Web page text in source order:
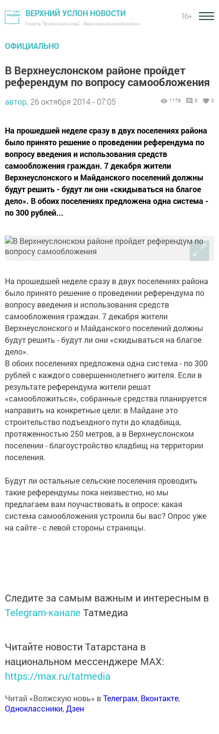
ВЕРХНИЙ УСЛОН НОВОСТИ
Газета "Волжская новь" - Верхнеуслонский район
16+
ОФИЦИАЛЬНО
В Верхнеуслонском районе пройдет
референдум по вопросу самообложения
автор, 26 октября 2014 - 07:05 1179 0 0
На прошедшей неделе сразу в двух поселениях района
было принято решение о проведении референдума по
вопросу введения и использования средств
самообложения граждан. 7 декабря жители
Верхнеуслонского и Майданского поселений должны
будут решить - будут ли они «скидываться на благое
дело». В обоих поселениях предложена одна система -
по 300 рублей...
На прошедшей неделе сразу в двух поселениях района
было принято решение о проведении референдума по
вопросу введения и использования средств
самообложения граждан. 7 декабря жители
Верхнеуслонского и Майданского поселений должны
будут решить - будут ли они «скидываться на благое
дело».
В обоих поселениях предложена одна система - по 300
рублей с каждого совершеннолетнего жителя. Если в
результате референдума жители решат
«самообложиться», собранные средства планируется
направить на конкретные цели: в Майдане это
строительство подъездного пути до кладбища,
протяженностью 250 метров, а в Верхнеуслонском
поселении - благоустройство кладбищ на территории
поселения.
Будут ли остальные сельские поселения проводить
такие референдумы пока неизвестно, но мы
предлагаем вам поучаствовать в опросе: какая
система самообложения устроила бы вас? Опрос уже
на сайте - с левой стороны страницы.
Следите за самым важным и интересным в
Telegram-канале Татмедиа
Читайте новости Татарстана в
национальном мессенджере MАХ:
https://max.ru/tatmedia
Читай «Волжскую новь» вТелеграм, Вконтакте,
Одноклассники,Дзен